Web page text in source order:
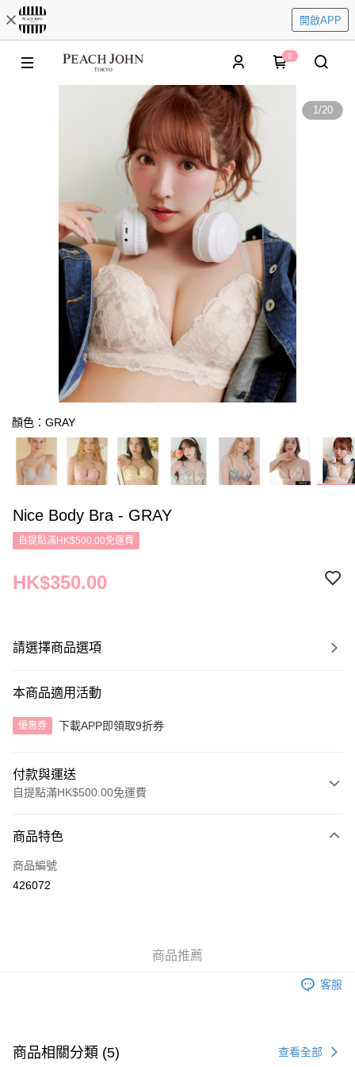
開啟APP
0
1/20
顏色：GRAY
Nice Body Bra - GRAY
自提點滿HK$500.00免運費
HK$350.00
請選擇商品選項
本商品適用活動
優惠券 下載APP即領取9折券
付款與運送
自提點滿HK$500.00免運費
信用卡
AlipayHK
每筆HK$40.00，滿HK$500.00或以上免運費
每筆HK$40.00，滿HK$500.00或以上免運費
商品特色
商品編號
426072
商品推薦
客服
商品相關分類 (5) 查看全部